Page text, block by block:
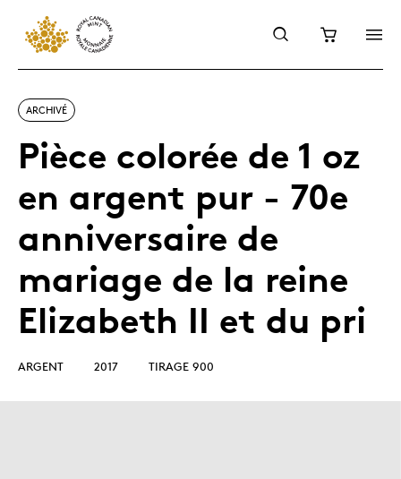
ARCHIVÉ
Pièce colorée de 1 oz
en argent pur - 70e
anniversaire de
mariage de la reine
Elizabeth II et du pri
ARGENT 2017 TIRAGE 900